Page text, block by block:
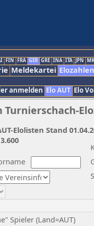
FIN FRA GER GRE INA ITA JPN
Meldekartei Elozahlen
anmelden Elo AUT Elo
Spieler (Land=AUT)
Elolisten Stand